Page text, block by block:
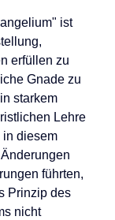
ist
erfüllen zu
Gnade zu
starkem
Lehre
in diesem
führten,
Prinzip des
nicht